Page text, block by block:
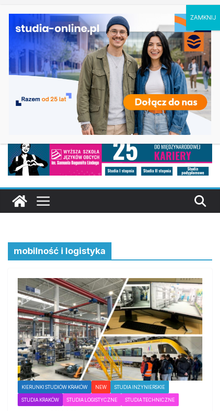
Ostatnie
wpisy:
Elektroniczne przetwarzanie informacji w
Krakowie
Prawo w Łomży
Pedagogika przedszkolna i wczesnoszkolna w
Skierniewicach
Kosmetologia w Opolu
Logistyka – studia inżynierskie na Uniwersytecie
Szczecińskim
mobilność i logistyka
KIERUNKI STUDIÓW KRAKÓW NEW STUDIA INŻYNIERSKIE
STUDIA KRAKÓW STUDIA LOGISTYCZNE STUDIA TECHNICZNE